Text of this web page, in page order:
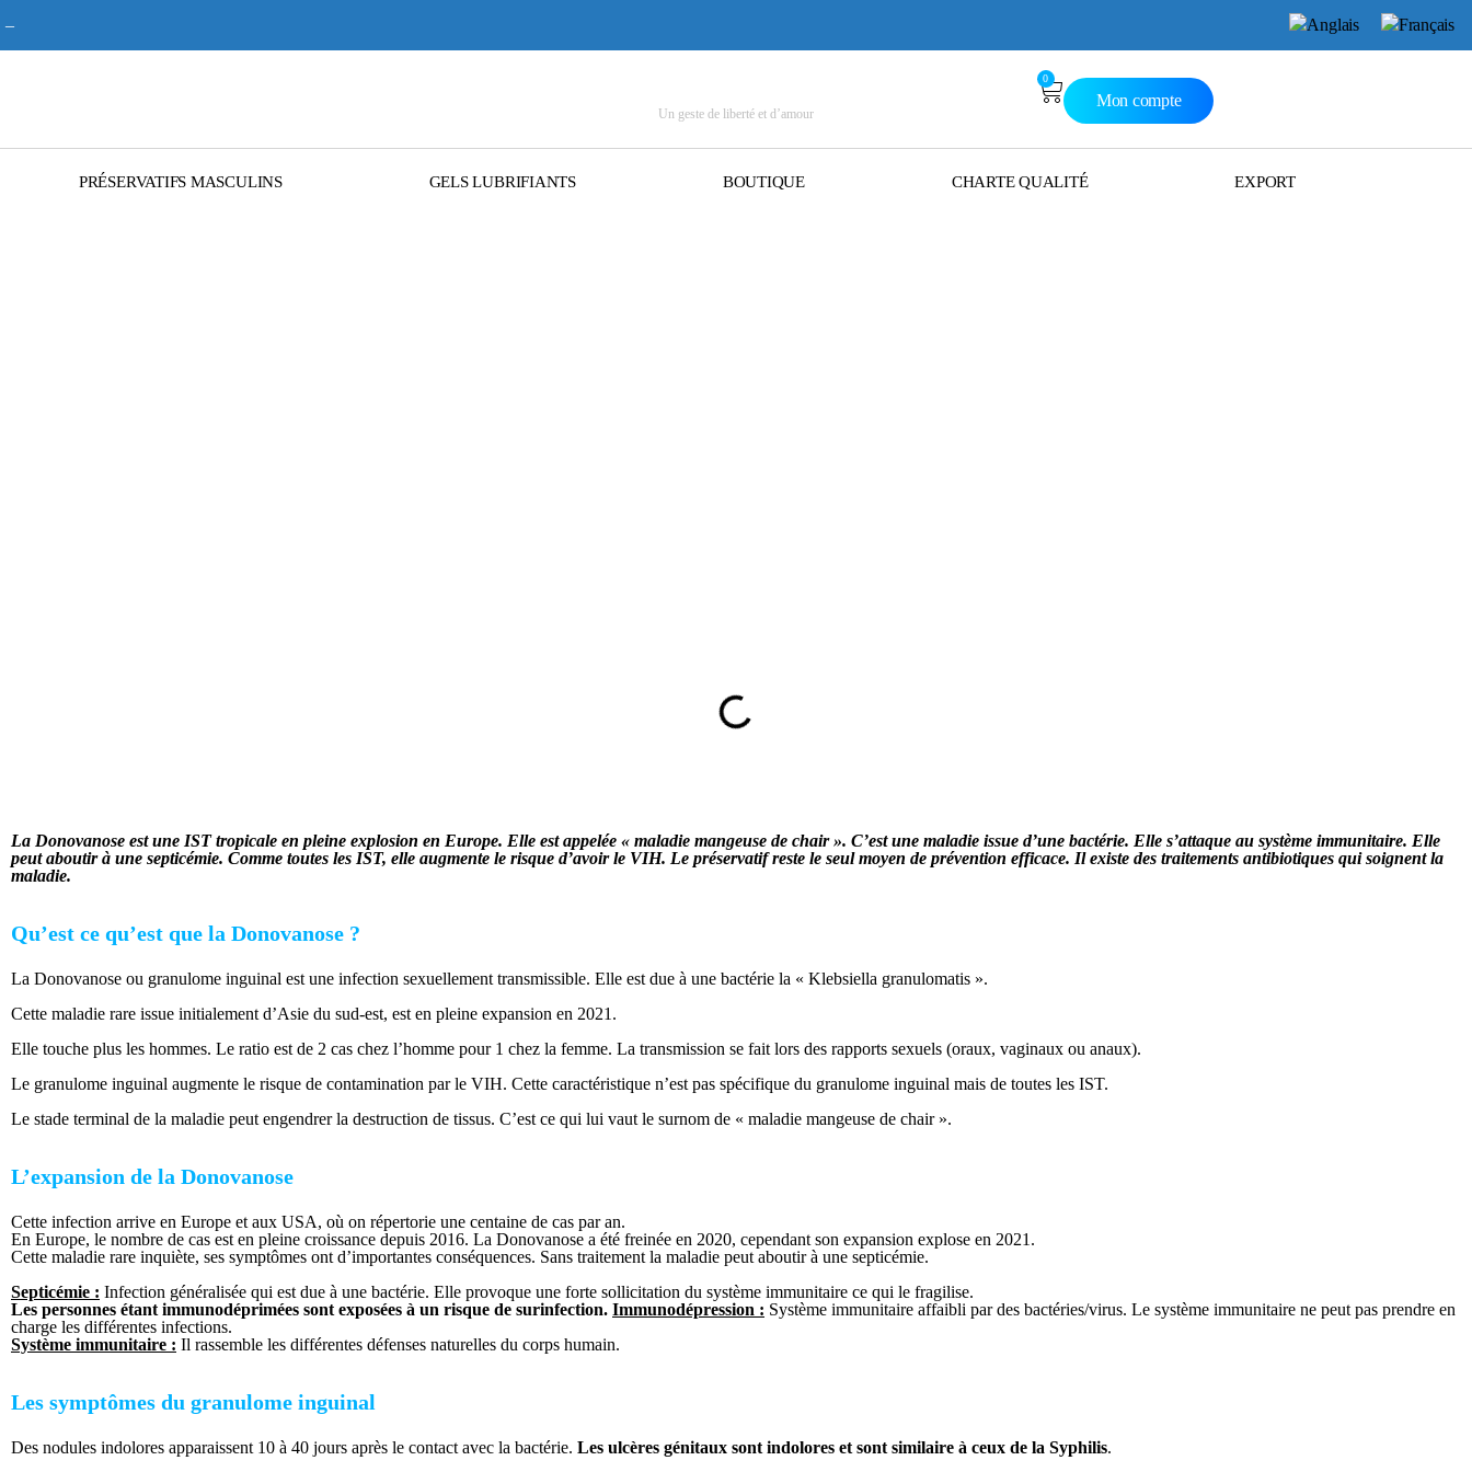
–
Un geste de liberté et d’amour
0
Mon compte
PRÉSERVATIFS MASCULINS GELS LUBRIFIANTS BOUTIQUE CHARTE QUALITÉ EXPORT
La Donovanose est une IST tropicale en pleine explosion en Europe. Elle est appelée « maladie mangeuse de chair ». C’est une maladie issue d’une bactérie. Elle s’attaque au système immunitaire. Elle
peut aboutir à une septicémie. Comme toutes les IST, elle augmente le risque d’avoir le VIH. Le préservatif reste le seul moyen de prévention efficace. Il existe des traitements antibiotiques qui soignent la
maladie.
Qu’est ce qu’est que la Donovanose ?
La Donovanose ou granulome inguinal est une infection sexuellement transmissible. Elle est due à une bactérie la « Klebsiella granulomatis ».
Cette maladie rare issue initialement d’Asie du sud-est, est en pleine expansion en 2021.
Elle touche plus les hommes. Le ratio est de 2 cas chez l’homme pour 1 chez la femme. La transmission se fait lors des rapports sexuels (oraux, vaginaux ou anaux).
Le granulome inguinal augmente le risque de contamination par le VIH. Cette caractéristique n’est pas spécifique du granulome inguinal mais de toutes les IST.
Le stade terminal de la maladie peut engendrer la destruction de tissus. C’est ce qui lui vaut le surnom de « maladie mangeuse de chair ».
L’expansion de la Donovanose
Cette infection arrive en Europe et aux USA, où on répertorie une centaine de cas par an.
En Europe, le nombre de cas est en pleine croissance depuis 2016. La Donovanose a été freinée en 2020, cependant son expansion explose en 2021.
Cette maladie rare inquiète, ses symptômes ont d’importantes conséquences. Sans traitement la maladie peut aboutir à une septicémie.
Septicémie : Infection généralisée qui est due à une bactérie. Elle provoque une forte sollicitation du système immunitaire ce qui le fragilise.
Les personnes étant immunodéprimées sont exposées à un risque de surinfection. Immunodépression : Système immunitaire affaibli par des bactéries/virus. Le système immunitaire ne peut pas prendre en
charge les différentes infections.
Système immunitaire : Il rassemble les différentes défenses naturelles du corps humain.
Les symptômes du granulome inguinal
Des nodules indolores apparaissent 10 à 40 jours après le contact avec la bactérie. Les ulcères génitaux sont indolores et sont similaire à ceux de la Syphilis.